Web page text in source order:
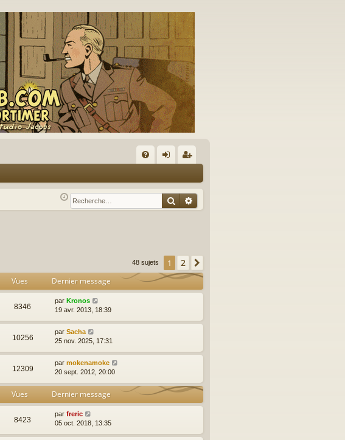
Q ne
xi
nr
eg
Rechercher
Recherche avancée
48 sujets 1 2
Vues Dernier message
8346
par Kronos
19 avr. 2013, 18:39
10256
par Sacha
25 nov. 2025, 17:31
12309
par mokenamoke
20 sept. 2012, 20:00
Vues Dernier message
8423
par freric
05 oct. 2018, 13:35